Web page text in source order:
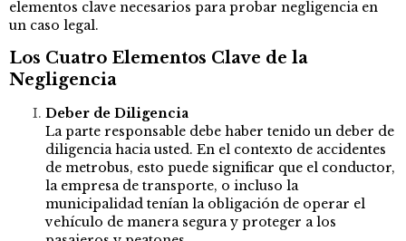
elementos clave necesarios para probar negligencia en
un caso legal.
Los Cuatro Elementos Clave de la
Negligencia
Deber de Diligencia
La parte responsable debe haber tenido un deber de
diligencia hacia usted. En el contexto de accidentes
de metrobus, esto puede significar que el conductor,
la empresa de transporte, o incluso la
municipalidad tenían la obligación de operar el
vehículo de manera segura y proteger a los